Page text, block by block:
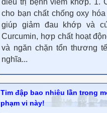
điều trị bệnh viêm khớp. 1.
cho bạn chất chống oxy
giúp giảm đau khớp và
Curcumin, hợp chất hoạt
và ngăn chặn tổn thương
nghĩa...
Tim đập bao nhiêu lần trong
phạm vi này!